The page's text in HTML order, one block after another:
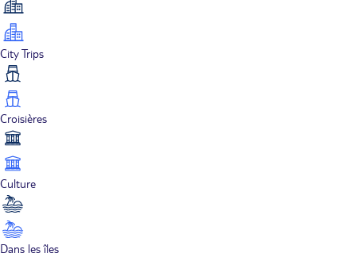
City Trips
Croisières
Culture
Dans les îles